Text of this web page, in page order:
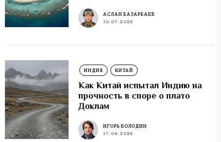
АСЛАН БАЗАРБАЕВ
10.07.2026
ИНДИЯ КИТАЙ
Как Китай испытал Индию на
прочность в споре о плато
Доклам
ИГОРЬ ВОЛОДИН
17.06.2026